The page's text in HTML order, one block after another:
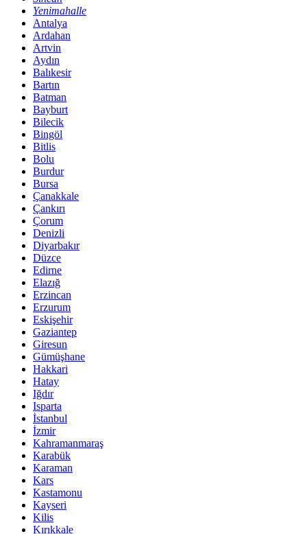
Yenimahalle
Antalya
Ardahan
Artvin
Aydın
Balıkesir
Bartın
Batman
Bayburt
Bilecik
Bingöl
Bitlis
Bolu
Burdur
Bursa
Çanakkale
Çankırı
Çorum
Denizli
Diyarbakır
Düzce
Edirne
Elazığ
Erzincan
Erzurum
Eskişehir
Gaziantep
Giresun
Gümüşhane
Hakkari
Hatay
Iğdır
Isparta
İstanbul
İzmir
Kahramanmaraş
Karabük
Karaman
Kars
Kastamonu
Kayseri
Kilis
Kırıkkale